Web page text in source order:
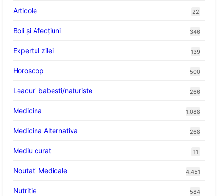
Articole 22
Boli și Afecțiuni 346
Expertul zilei 139
Horoscop 500
Leacuri babesti/naturiste 266
Medicina 1.088
Medicina Alternativa 268
Mediu curat 11
Noutati Medicale 4.451
Nutritie 584